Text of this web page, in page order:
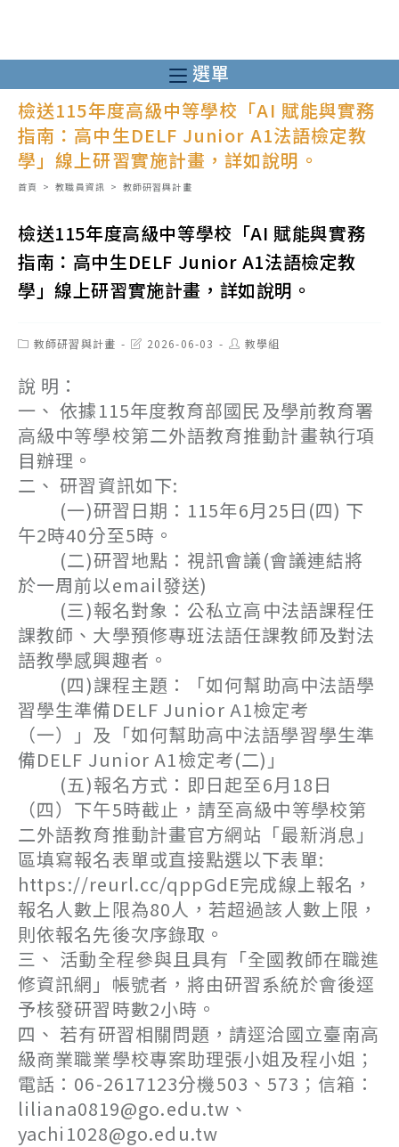
至
主
內
容
選單
檢送115年度高級中等學校「AI 賦能與實務
指南：高中生DELF Junior A1法語檢定教
學」線上研習實施計畫，詳如說明。
首頁 > 教職員資訊 > 教師研習與計畫
檢送115年度高級中等學校「AI 賦能與實務
指南：高中生DELF Junior A1法語檢定教
學」線上研習實施計畫，詳如說明。
Post教師研習與計畫
Post2026-06-03
Post教學組
說 明：
一、 依據115年度教育部國民及學前教育署
高級中等學校第二外語教育推動計畫執行項
目辦理。
二、 研習資訊如下:
(一)研習日期：115年6月25日(四) 下
午2時40分至5時。
(二)研習地點：視訊會議(會議連結將
於一周前以email發送)
(三)報名對象：公私立高中法語課程任
課教師、大學預修專班法語任課教師及對法
語教學感興趣者。
(四)課程主題：「如何幫助高中法語學
習學生準備DELF Junior A1檢定考
（一）」及「如何幫助高中法語學習學生準
備DELF Junior A1檢定考(二)」
(五)報名方式：即日起至6月18日
（四）下午5時截止，請至高級中等學校第
二外語教育推動計畫官方網站「最新消息」
區填寫報名表單或直接點選以下表單:
https://reurl.cc/qppGdE完成線上報名，
報名人數上限為80人，若超過該人數上限，
則依報名先後次序錄取。
三、 活動全程參與且具有「全國教師在職進
修資訊網」帳號者，將由研習系統於會後逕
予核發研習時數2小時。
四、 若有研習相關問題，請逕洽國立臺南高
級商業職業學校專案助理張小姐及程小姐；
電話：06-2617123分機503、573；信箱：
liliana0819@go.edu.tw、
yachi1028@go.edu.tw